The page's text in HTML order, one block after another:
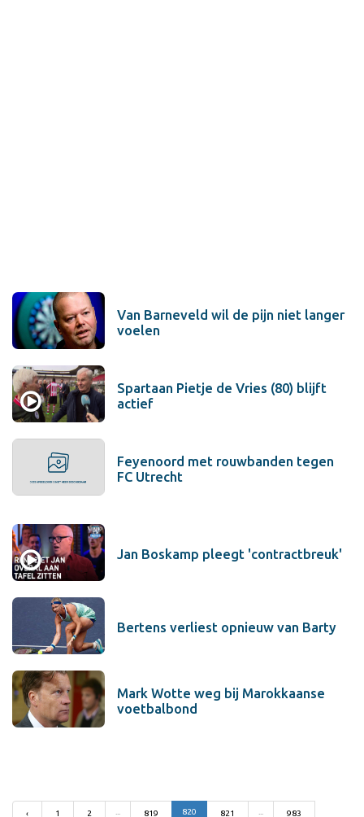
Van Barneveld wil de pijn niet langer
voelen
Spartaan Pietje de Vries (80) blijft
actief
Feyenoord met rouwbanden tegen
FC Utrecht
Jan Boskamp pleegt 'contractbreuk'
Bertens verliest opnieuw van Barty
Mark Wotte weg bij Marokkaanse
voetbalbond
‹ 1 2 819 820 821 983